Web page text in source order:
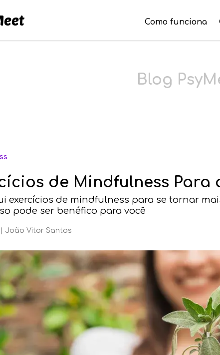
Como funciona
Blog
de Mindfulness
exercícios de mindfulness para se tornar
pode ser benéfico para você
João Vitor Santos